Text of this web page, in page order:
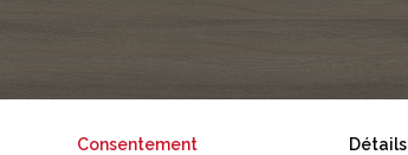
Consentement Détails